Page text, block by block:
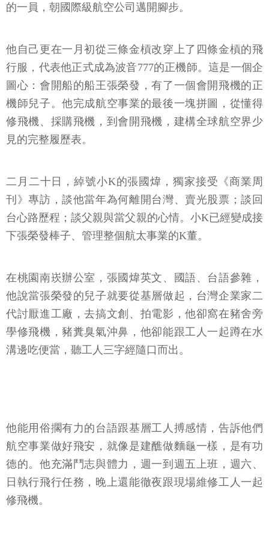
的一員，朝國際級航空公司邁開腳步。
他自己更在一月初從三條金槓改穿上了四條金槓的飛
行服，代表他正式成為波音777的正機師。這是一個企
圖心：會開船的船王張榮發，有了一個會開飛機的正
機師兒子。他完成航空事業的最後一塊拼圖，從懂得
修飛機、採購飛機，到會開飛機，建構全球航空界少
見的完整履歷表。
二月二十日，綽號小K的張國煒，獨家接受《商業周
刊》專訪，談他當年為何離開台灣、賣光股票；談回
台心路歷程；談父親與當父親的心情。小K已經變成接
下張榮發棒子、管理整個航太事業的K董。
在桃園南崁辦公室，張國煒英文、國語、台語參雜，
他說當張榮發的兒子就要從基層做起，台灣企業家二
代討厭進工廠，去搞文創、拍電影，他卻窩在豬舍旁
學修飛機，豬糞臭氣沖鼻，他卻能跟工人一起蹲在水
溝邊吃便當，聽工人三字經隨口而出。
他能用俗擱有力的台語跟基層工人搏感情，告訴他們
航空事業做好飛安，就像是建醮做麵龜一樣，是有功
德的。他充滿鬥志與體力，週一到週五上班，週六、
日執行飛行任務，晚上還能徹夜跟現場維修工人一起
修飛機。